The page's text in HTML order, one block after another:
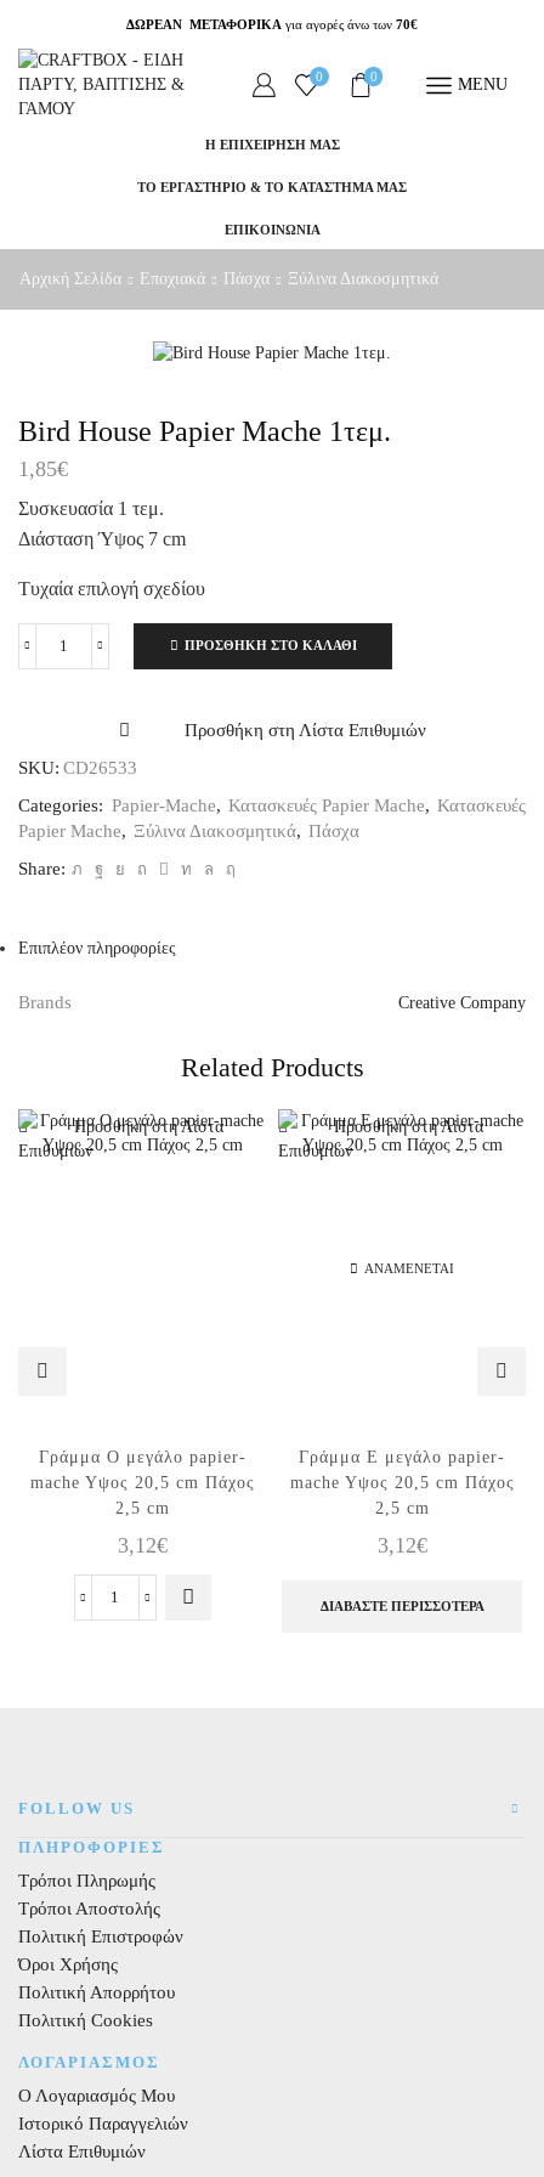
ΔΩΡΕΑΝ ΜΕΤΑΦΟΡΙΚΑ για αγορές άνω των 70€
0 0 MENU
Η ΕΠΙΧΕΙΡΗΣΗ ΜΑΣ
ΤΟ ΕΡΓΑΣΤΗΡΙΟ & ΤΟ ΚΑΤΑΣΤΗΜΑ ΜΑΣ
ΕΠΙΚΟΙΝΩΝΙΑ
Αρχική Σελίδα Εποχιακά Πάσχα Ξύλινα Διακοσμητικά
Bird House Papier Mache 1τεμ.
1,85€
Συσκευασία 1 τεμ.
Διάσταση Ύψος 7 cm
Τυχαία επιλογή σχεδίου
Bird
ποσότητα
ΠΡΟΣΘΉΚΗ ΣΤΟ ΚΑΛΆΘΙ
Προσθήκη στη Λίστα Επιθυμιών
SKU: CD26533
Categories: Papier-Mache, Κατασκευές Papier Mache, Κατασκευές
Papier Mache, Ξύλινα Διακοσμητικά, Πάσχα
Share:
Επιπλέον πληροφορίες
Brands Creative Company
Related Products
Προσθήκη στη Λίστα
Επιθυμιών
Γράμμα O μεγάλο papier-
mache Yψος 20,5 cm Πάχος
2,5 cm
3,12€
Γράμμα
Πάχος
2,5
ποσότητα
Προσθήκη στη Λίστα
Επιθυμιών
ΑΝΑΜΈΝΕΤΑΙ
Γράμμα E μεγάλο papier-
mache Yψος 20,5 cm Πάχος
2,5 cm
3,12€
ΔΙΑΒΆΣΤΕ ΠΕΡΙΣΣΌΤΕΡΑ
FOLLOW US
ΠΛΗΡΟΦΟΡΙΕΣ
Τρόποι Πληρωμής
Τρόποι Αποστολής
Πολιτική Επιστροφών
Όροι Χρήσης
Πολιτική Απορρήτου
Πολιτική Cookies
ΛΟΓΑΡΙΑΣΜΟΣ
Ο Λογαριασμός Μου
Ιστορικό Παραγγελιών
Λίστα Επιθυμιών